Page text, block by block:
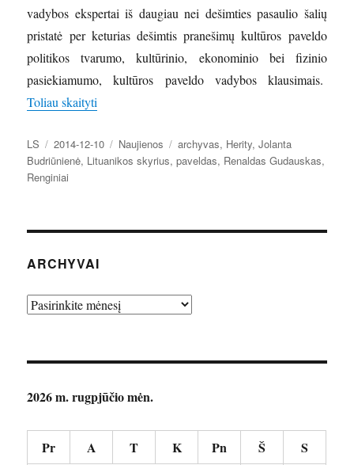
vadybos ekspertai iš daugiau nei dešimties pasaulio šalių
pristatė per keturias dešimtis pranešimų kultūros paveldo
politikos tvarumo, kultūrinio, ekonominio bei fizinio
pasiekiamumo, kultūros paveldo vadybos klausimais.
Toliau skaityti
Autorius
LS Paskelbta
2014-12-10 Kategorijos
Naujienos Žymos
archyvas, Herity,Jolanta
Budriūnienė, Lituanikos skyrius,paveldas, Renaldas Gudauskas,
Renginiai
ARCHYVAI
Archyvai
2026 m. rugpjūčio mėn.
Pr A T K Pn Š S